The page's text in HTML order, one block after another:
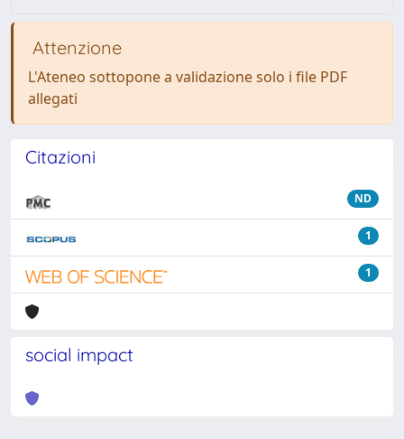
Attenzione
L'Ateneo sottopone a validazione solo i file PDF
allegati
Citazioni
ND
1
1
social impact